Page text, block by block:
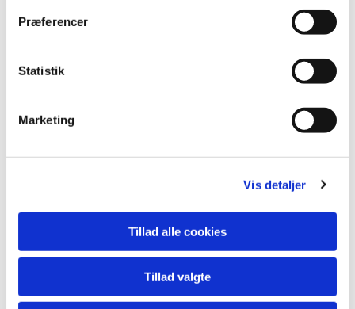
Præferencer
Statistik
Marketing
Vis detaljer
Tillad alle cookies
Tillad valgte
Du vil måske også kunne